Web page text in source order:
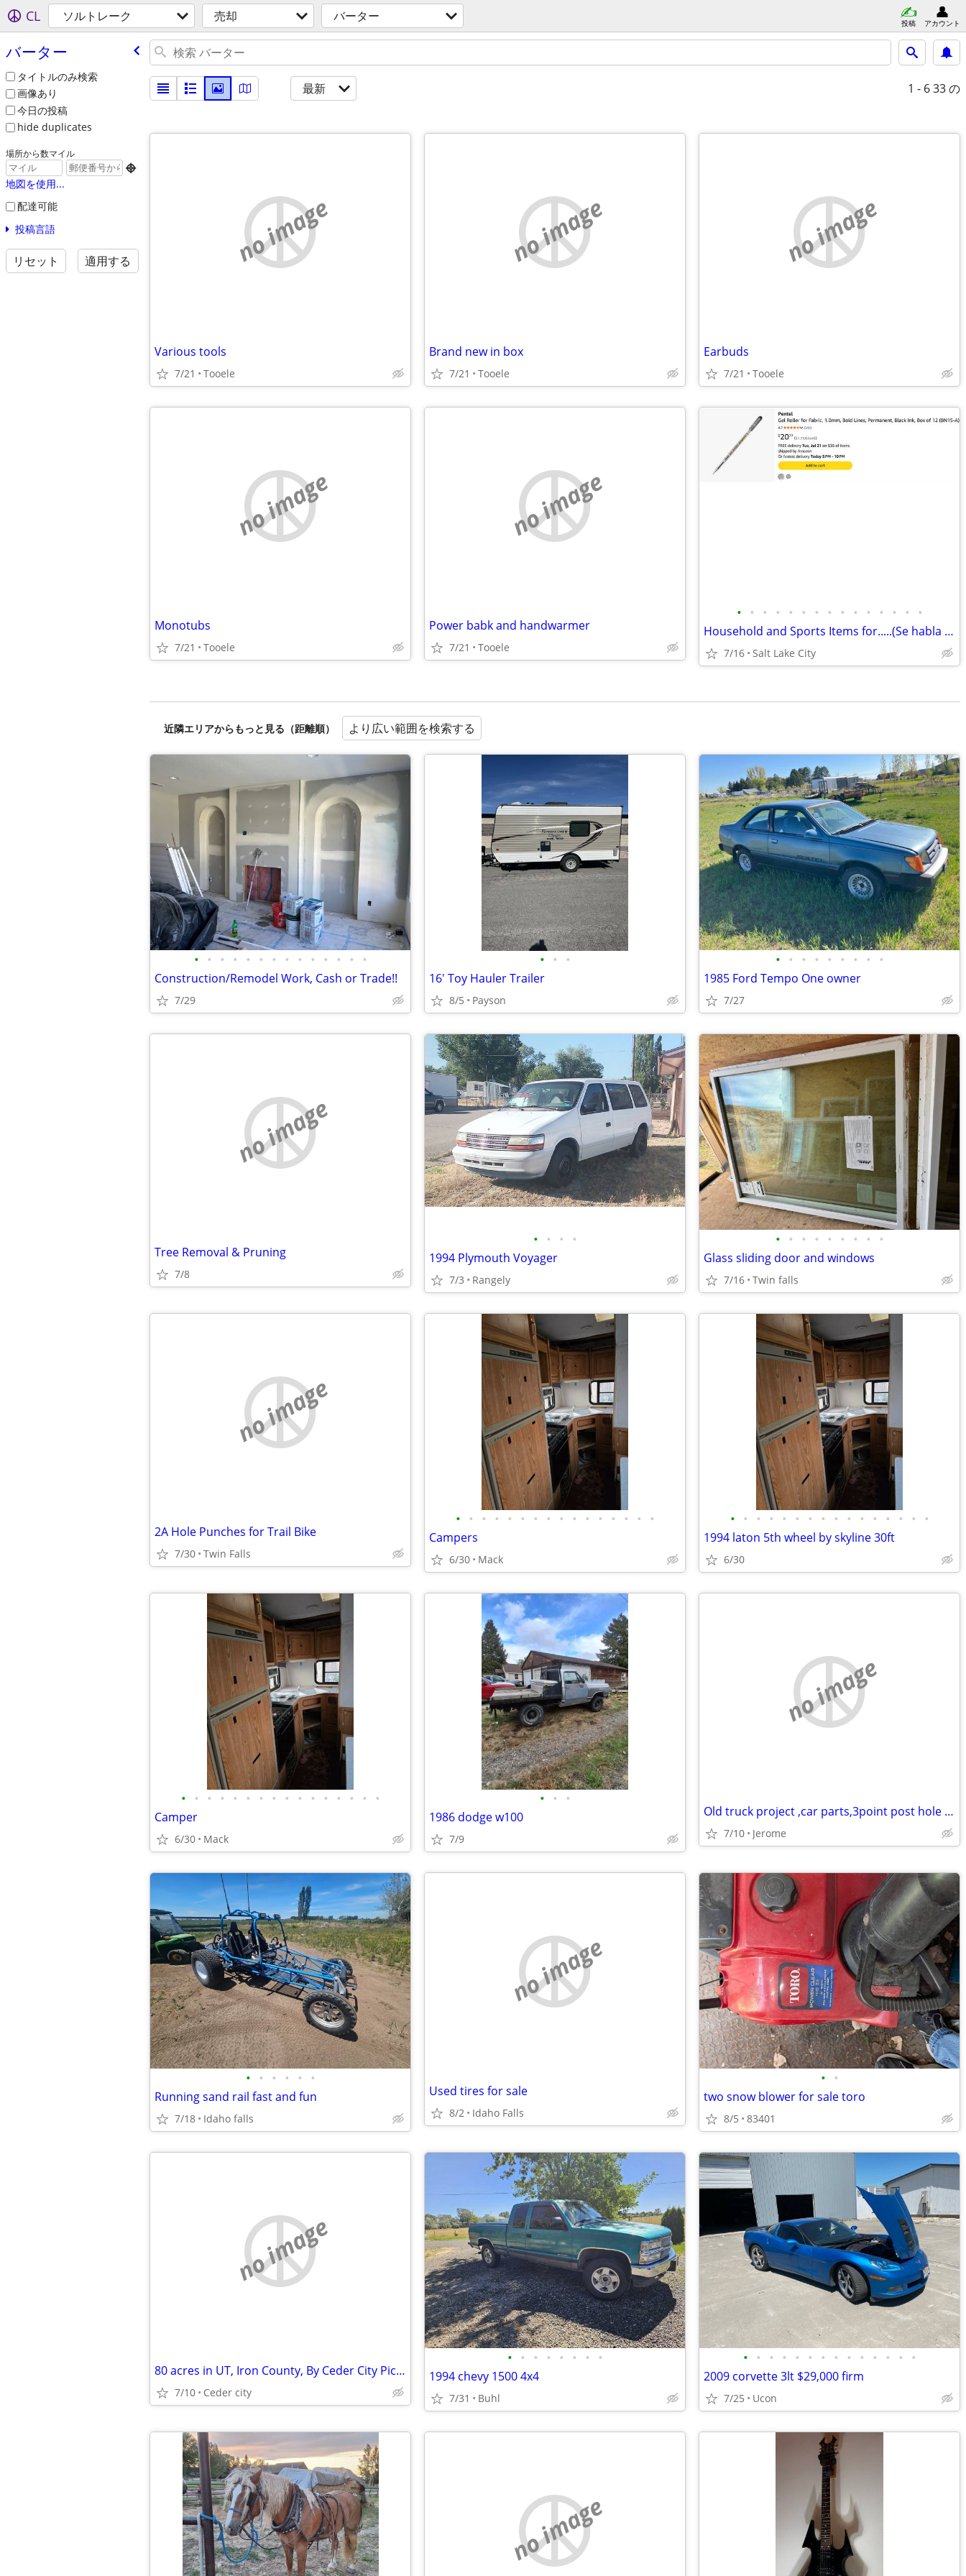
CL ソルトレーク 売却 バーター 投稿 アカウント
バーター
タイトルのみ検索
画像あり
今日の投稿
hide duplicates
場所から数マイル

地図を使用...
配達可能
投稿言語
リセット 適用する
最新 1 - 633 の
no image
Various tools
7/21 Tooele
no image
Brand new in box
7/21 Tooele
no image
Earbuds
7/21 Tooele
no image
Monotubs
7/21 Tooele
no image
Power babk and handwarmer
7/21 Tooele
• • • • • • • • • • • • • • •
Household and Sports Items for.....(Se habla Español)
7/16 Salt Lake City
近隣エリアからもっと見る（距離順） より広い範囲を検索する
• • • • • • • • • • • • • •
Construction/Remodel Work, Cash or Trade!!
7/29
• • •
16' Toy Hauler Trailer
8/5 Payson
• • • • • • • • •
1985 Ford Tempo One owner
7/27
no image
Tree Removal & Pruning
7/8
• • • •
1994 Plymouth Voyager
7/3 Rangely
• • • • • • • • •
Glass sliding door and windows
7/16 Twin falls
no image
2A Hole Punches for Trail Bike
7/30 Twin Falls
• • • • • • • • • • • • • • • •
Campers
6/30 Mack
• • • • • • • • • • • • • • • •
1994 laton 5th wheel by skyline 30ft
6/30
• • • • • • • • • • • • • • • •
Camper
6/30 Mack
• • •
1986 dodge w100
7/9
no image
Old truck project ,car parts,3point post hole auger, and farm fuel tank
7/10 Jerome
• • • • • •
Running sand rail fast and fun
7/18 Idaho falls
no image
Used tires for sale
8/2 Idaho Falls
• •
two snow blower for sale toro
8/5 83401
no image
80 acres in UT, Iron County, By Ceder City Picturesque Foothills
7/10 Ceder city
• • • • • • • •
1994 chevy 1500 4x4
7/31 Buhl
• • • • • • • • • • • • • •
2009 corvette 3lt $29,000 firm
7/25 Ucon
no image